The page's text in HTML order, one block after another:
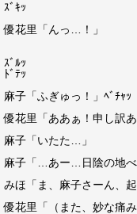
ｽﾞｷｯ
優花里「んっ…！」
ｽﾞﾙｯ
ﾄﾞﾃｯ
麻子「ふぎゅっ！」ﾍﾞﾁｬｯ
優花里「ああぁ！申し訳
麻子「いたた…」
麻子「…あー…日陰の地
みほ「ま、麻子さーん、
優花里「（また、妙な痛